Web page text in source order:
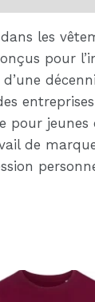
les
pour
pour
de